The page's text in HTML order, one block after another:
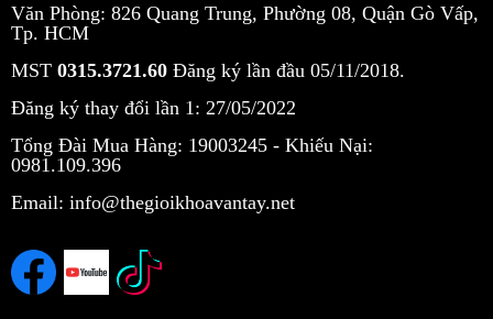
Văn Phòng: 826 Quang Trung, Phường 08, Quận Gò Vấp,
Tp. HCM
MST 0315.3721.60 Đăng ký lần đầu 05/11/2018.
Đăng ký thay đổi lần 1: 27/05/2022
Tổng Đài Mua Hàng: 19003245 - Khiếu Nại:
0981.109.396
Email: info@thegioikhoavantay.net